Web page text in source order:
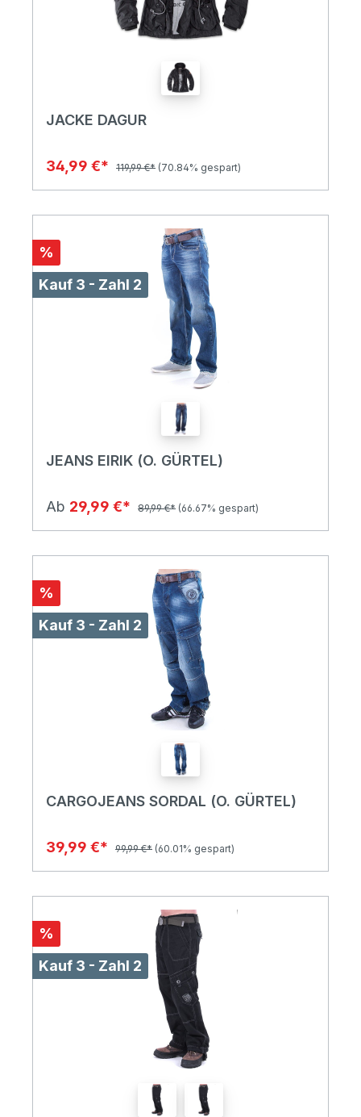
JACKE DAGUR
34,99 €* 119,99 €* (70.84% gespart)
%
Kauf 3 - Zahl 2
JEANS EIRIK (O. GÜRTEL)
Ab 29,99 €* 89,99 €* (66.67% gespart)
%
Kauf 3 - Zahl 2
CARGOJEANS SORDAL (O. GÜRTEL)
39,99 €* 99,99 €* (60.01% gespart)
%
Kauf 3 - Zahl 2